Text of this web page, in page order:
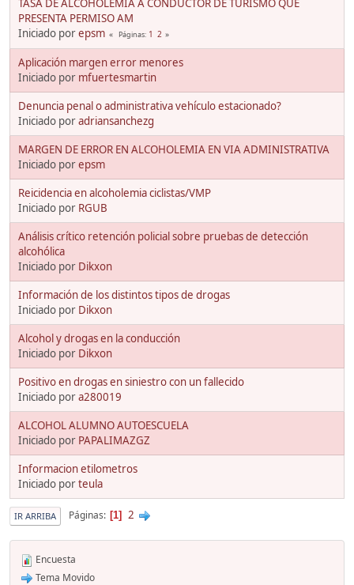
TASA DE ALCOHOLEMIA A CONDUCTOR DE TURISMO QUE
PRESENTA PERMISO AM
Iniciado porepsm Páginas 1 2
Aplicación margen error menores
Iniciado por mfuertesmartin
Denuncia penal o administrativa vehículo estacionado?
Iniciado poradriansanchezg
MARGEN DE ERROR EN ALCOHOLEMIA EN VIA ADMINISTRATIVA
Iniciado porepsm
Reicidencia en alcoholemia ciclistas/VMP
Iniciado por RGUB
Análisis crítico retención policial sobre pruebas de detección
alcohólica
Iniciado por Dikxon
Información de los distintos tipos de drogas
Iniciado por Dikxon
Alcohol y drogas en la conducción
Iniciado por Dikxon
Positivo en drogas en siniestro con un fallecido
Iniciado pora280019
ALCOHOL ALUMNO AUTOESCUELA
Iniciado por PAPALIMAZGZ
Informacion etilometros
Iniciado porteula
IR ARRIBA Páginas 1 2
Encuesta
Tema Movido